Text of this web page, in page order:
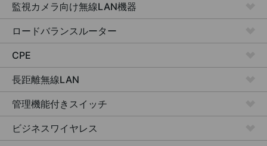
監視カメラ向け無線LAN機器
ロードバランスルーター
CPE
長距離無線LAN
管理機能付きスイッチ
ビジネスワイヤレス